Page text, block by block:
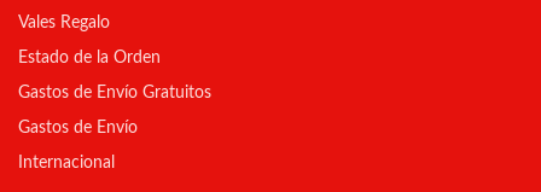
Vales Regalo
Estado de la Orden
Gastos de Envío Gratuitos
Gastos de Envío
Internacional